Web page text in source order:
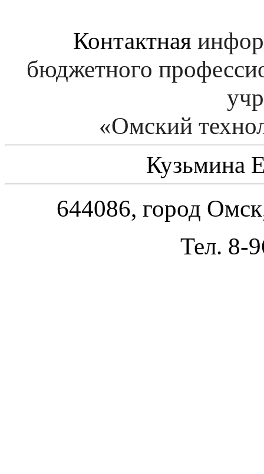
Контактная
бюджетного
«Омский
Кузьмина
644086, город
Тел. 8-